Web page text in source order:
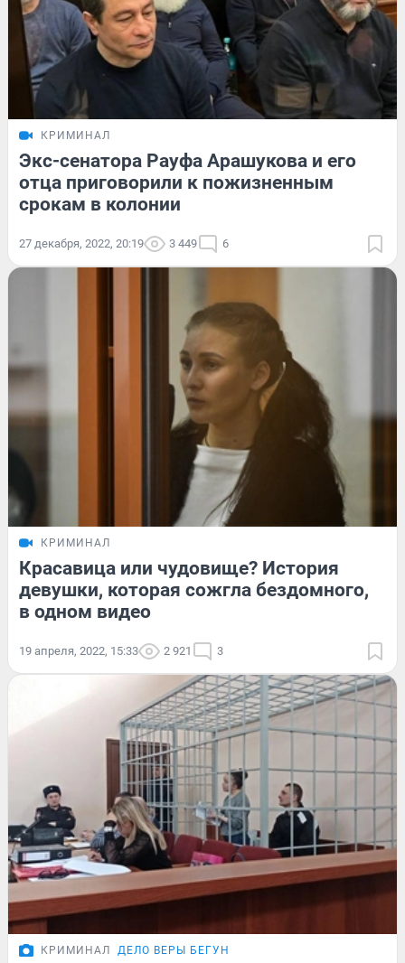
КРИМИНАЛ
Экс-сенатора Рауфа Арашукова и его
отца приговорили к пожизненным
срокам в колонии
27 декабря, 2022, 20:19 3 449 6
КРИМИНАЛ
Красавица или чудовище? История
девушки, которая сожгла бездомного,
в одном видео
19 апреля, 2022, 15:33 2 921 3
КРИМИНАЛ ДЕЛО ВЕРЫ БЕГУН